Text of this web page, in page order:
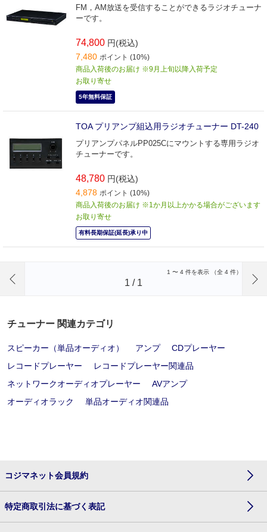
FM，AM放送を受信することができるラジオチューナ
ーです。
74,800 円(税込)
7,480 ポイント (10%)
商品入荷後のお届け ※9月上旬以降入荷予定
お取り寄せ
5年無料保証
TOA プリアンプ組込用ラジオチューナー DT-240
プリアンプパネルPP025Cにマウントする専用ラジオ
チューナーです。
48,780 円(税込)
4,878 ポイント (10%)
商品入荷後のお届け ※1か月以上かかる場合がございます
お取り寄せ
有料長期保証(延長)承り中
1 〜 4 件を表示 （全 4 件）
1 / 1
チューナー 関連カテゴリ
スピーカー（単品オーディオ） アンプ
CDプレーヤー
レコードプレーヤー
レコードプレーヤー関連品
ネットワークオーディオプレーヤー
AVアンプ
オーディオラック
単品オーディオ関連品
コジマネット会員規約
特定商取引法に基づく表記